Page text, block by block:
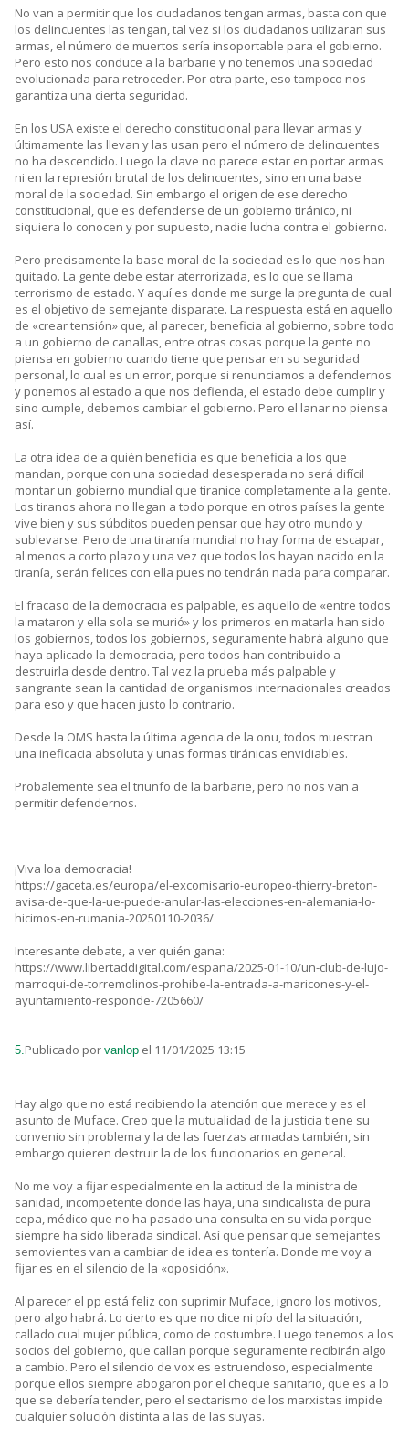
No van a permitir que los ciudadanos tengan armas, basta con que
los delincuentes las tengan, tal vez si los ciudadanos utilizaran sus
armas, el número de muertos sería insoportable para el gobierno.
Pero esto nos conduce a la barbarie y no tenemos una sociedad
evolucionada para retroceder. Por otra parte, eso tampoco nos
garantiza una cierta seguridad.
En los USA existe el derecho constitucional para llevar armas y
últimamente las llevan y las usan pero el número de delincuentes
no ha descendido. Luego la clave no parece estar en portar armas
ni en la represión brutal de los delincuentes, sino en una base
moral de la sociedad. Sin embargo el origen de ese derecho
constitucional, que es defenderse de un gobierno tiránico, ni
siquiera lo conocen y por supuesto, nadie lucha contra el gobierno.
Pero precisamente la base moral de la sociedad es lo que nos han
quitado. La gente debe estar aterrorizada, es lo que se llama
terrorismo de estado. Y aquí es donde me surge la pregunta de cual
es el objetivo de semejante disparate. La respuesta está en aquello
de «crear tensión» que, al parecer, beneficia al gobierno, sobre todo
a un gobierno de canallas, entre otras cosas porque la gente no
piensa en gobierno cuando tiene que pensar en su seguridad
personal, lo cual es un error, porque si renunciamos a defendernos
y ponemos al estado a que nos defienda, el estado debe cumplir y
sino cumple, debemos cambiar el gobierno. Pero el lanar no piensa
así.
La otra idea de a quién beneficia es que beneficia a los que
mandan, porque con una sociedad desesperada no será difícil
montar un gobierno mundial que tiranice completamente a la gente.
Los tiranos ahora no llegan a todo porque en otros países la gente
vive bien y sus súbditos pueden pensar que hay otro mundo y
sublevarse. Pero de una tiranía mundial no hay forma de escapar,
al menos a corto plazo y una vez que todos los hayan nacido en la
tiranía, serán felices con ella pues no tendrán nada para comparar.
El fracaso de la democracia es palpable, es aquello de «entre todos
la mataron y ella sola se murió» y los primeros en matarla han sido
los gobiernos, todos los gobiernos, seguramente habrá alguno que
haya aplicado la democracia, pero todos han contribuido a
destruirla desde dentro. Tal vez la prueba más palpable y
sangrante sean la cantidad de organismos internacionales creados
para eso y que hacen justo lo contrario.
Desde la OMS hasta la última agencia de la onu, todos muestran
una ineficacia absoluta y unas formas tiránicas envidiables.
Probalemente sea el triunfo de la barbarie, pero no nos van a
permitir defendernos.
¡Viva loa democracia!
https://gaceta.es/europa/el-excomisario-europeo-thierry-breton-
avisa-de-que-la-ue-puede-anular-las-elecciones-en-alemania-lo-
hicimos-en-rumania-20250110-2036/
Interesante debate, a ver quién gana:
https://www.libertaddigital.com/espana/2025-01-10/un-club-de-lujo-
marroqui-de-torremolinos-prohibe-la-entrada-a-maricones-y-el-
ayuntamiento-responde-7205660/
5. Publicado por vanlop el 11/01/2025 13:15
Hay algo que no está recibiendo la atención que merece y es el
asunto de Muface. Creo que la mutualidad de la justicia tiene su
convenio sin problema y la de las fuerzas armadas también, sin
embargo quieren destruir la de los funcionarios en general.
No me voy a fijar especialmente en la actitud de la ministra de
sanidad, incompetente donde las haya, una sindicalista de pura
cepa, médico que no ha pasado una consulta en su vida porque
siempre ha sido liberada sindical. Así que pensar que semejantes
semovientes van a cambiar de idea es tontería. Donde me voy a
fijar es en el silencio de la «oposición».
Al parecer el pp está feliz con suprimir Muface, ignoro los motivos,
pero algo habrá. Lo cierto es que no dice ni pío del la situación,
callado cual mujer pública, como de costumbre. Luego tenemos a los
socios del gobierno, que callan porque seguramente recibirán algo
a cambio. Pero el silencio de vox es estruendoso, especialmente
porque ellos siempre abogaron por el cheque sanitario, que es a lo
que se debería tender, pero el sectarismo de los marxistas impide
cualquier solución distinta a las de las suyas.